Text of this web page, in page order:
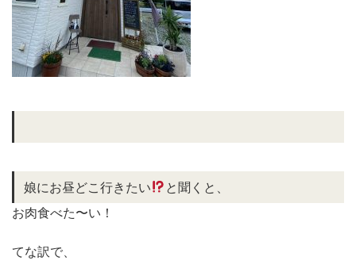
娘にお昼どこ行きたい
と聞くと、
お肉食べた〜い！
てな訳で、